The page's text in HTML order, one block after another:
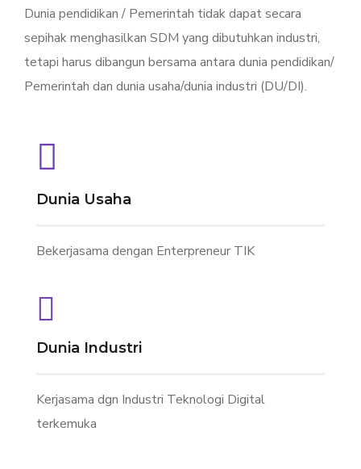
Dunia pendidikan / Pemerintah tidak dapat secara
sepihak menghasilkan SDM yang dibutuhkan industri,
tetapi harus dibangun bersama antara dunia pendidikan/
Pemerintah dan dunia usaha/dunia industri (DU/DI).
Dunia Usaha
Bekerjasama dengan Enterpreneur TIK
Dunia Industri
Kerjasama dgn Industri Teknologi Digital
terkemuka